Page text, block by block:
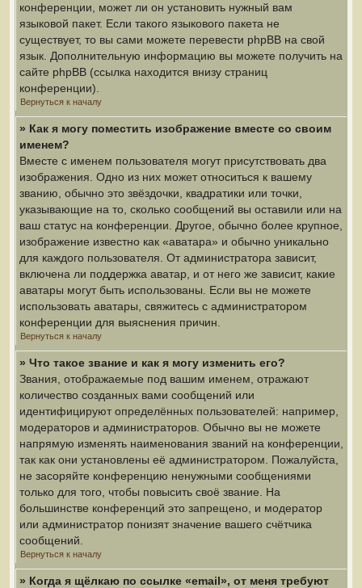
конференции, может ли он установить нужный вам
языковой пакет. Если такого языкового пакета не
существует, то вы сами можете перевести phpBB на свой
язык. Дополнительную информацию вы можете получить на
сайте phpBB (ссылка находится внизу страниц
конференции).
Вернуться к началу
» Как я могу поместить изображение вместе со своим
именем?
Вместе с именем пользователя могут присутствовать два
изображения. Одно из них может относиться к вашему
званию, обычно это звёздочки, квадратики или точки,
указывающие на то, сколько сообщений вы оставили или на
ваш статус на конференции. Другое, обычно более крупное,
изображение известно как «аватара» и обычно уникально
для каждого пользователя. От администратора зависит,
включена ли поддержка аватар, и от него же зависит, какие
аватары могут быть использованы. Если вы не можете
использовать аватары, свяжитесь с администратором
конференции для выяснения причин.
Вернуться к началу
» Что такое звание и как я могу изменить его?
Звания, отображаемые под вашим именем, отражают
количество созданных вами сообщений или
идентифицируют определённых пользователей: например,
модераторов и администраторов. Обычно вы не можете
напрямую изменять наименования званий на конференции,
так как они установлены её администратором. Пожалуйста,
не засоряйте конференцию ненужными сообщениями
только для того, чтобы повысить своё звание. На
большинстве конференций это запрещено, и модератор
или администратор понизят значение вашего счётчика
сообщений.
Вернуться к началу
» Когда я щёлкаю по ссылке «email», от меня требуют